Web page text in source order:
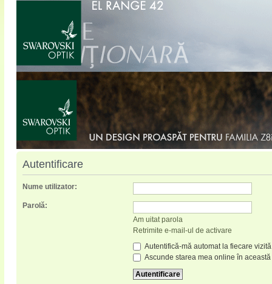
Autentificare
Nume utilizator:
Parolă:
Am uitat parola
Retrimite e-mail-ul de activare
Autentifică-mă automat la fiecare vizită
Ascunde starea mea online în